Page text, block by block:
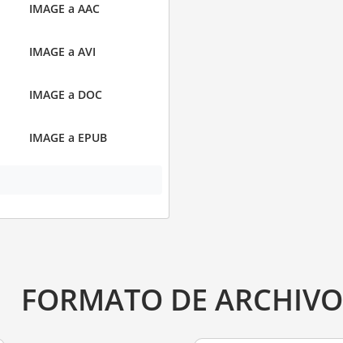
IMAGE a AAC
IMAGE a AVI
IMAGE a DOC
IMAGE a EPUB
FORMATO DE ARCHIVO